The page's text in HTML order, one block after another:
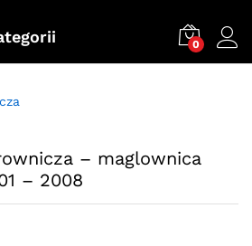
0
– maglownica
– 2008